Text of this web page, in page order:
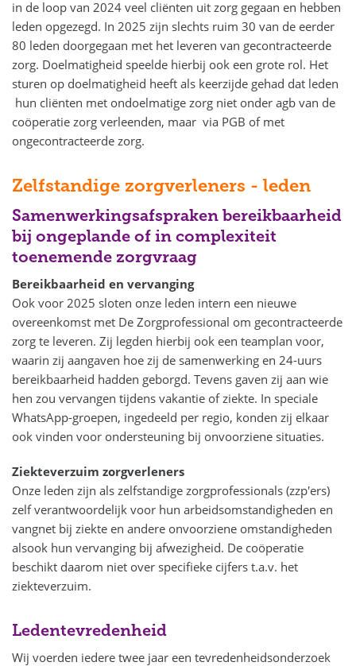
in de loop van 2024 veel cliënten uit zorg gegaan en hebben
leden opgezegd. In 2025 zijn slechts ruim 30 van de eerder
80 leden doorgegaan met het leveren van gecontracteerde
zorg. Doelmatigheid speelde hierbij ook een grote rol. Het
sturen op doelmatigheid heeft als keerzijde gehad dat leden
hun cliënten met ondoelmatige zorg niet onder agb van de
coöperatie zorg verleenden, maar via PGB of met
ongecontracteerde zorg.
Zelfstandige zorgverleners - leden
Samenwerkingsafspraken bereikbaarheid
bij ongeplande of in complexiteit
toenemende zorgvraag
Bereikbaarheid en vervanging
Ook voor 2025 sloten onze leden intern een nieuwe
overeenkomst met De Zorgprofessional om gecontracteerde
zorg te leveren. Zij legden hierbij ook een teamplan voor,
waarin zij aangaven hoe zij de samenwerking en 24-uurs
bereikbaarheid hadden geborgd. Tevens gaven zij aan wie
hen zou vervangen tijdens vakantie of ziekte. In speciale
WhatsApp-groepen, ingedeeld per regio, konden zij elkaar
ook vinden voor ondersteuning bij onvoorziene situaties.
Ziekteverzuim zorgverleners
Onze leden zijn als zelfstandige zorgprofessionals (zzp'ers)
zelf verantwoordelijk voor hun arbeidsomstandigheden en
vangnet bij ziekte en andere onvoorziene omstandigheden
alsook hun vervanging bij afwezigheid. De coöperatie
beschikt daarom niet over specifieke cijfers t.a.v. het
ziekteverzuim.
Ledentevredenheid
Wij voerden iedere twee jaar een tevredenheidsonderzoek